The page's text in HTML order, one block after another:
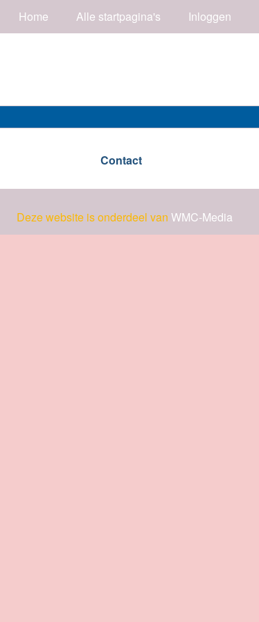
Home Alle startpagina's Inloggen
Contact
Deze website is onderdeel van WMC-Media